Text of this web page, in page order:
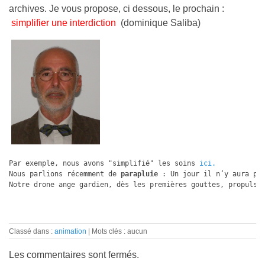
archives. Je vous propose, ci dessous, le prochain :
simplifier une interdiction (dominique Saliba)
Par exemple, nous avons "simplifié" les soins ici.
Nous parlions récemment de parapluie : Un jour il n’y aura
Notre drone ange gardien, dès les premières gouttes,
Classé dans : animation Mots clés : aucun
Les commentaires sont fermés.